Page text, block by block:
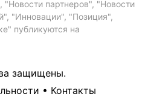
партнеров", "Новости
"Инновации", "Позиция",
публикуются на
защищены.
• Контакты